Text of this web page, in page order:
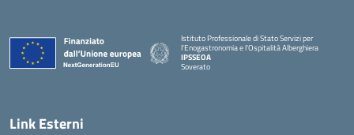
Istituto Professionale di Stato Servizi per
l'Enogastronomia e l'Ospitalità Alberghiera
IPSSEOA
Soverato
Link Esterni